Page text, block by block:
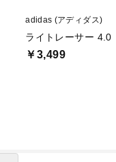
adidas (アディダス)
ライトレーサー 4.0
￥3,499